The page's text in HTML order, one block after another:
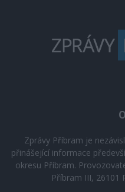
Zprávy Příbram je
přinášející informace
okresu Příbram.
Příbram III, 26101